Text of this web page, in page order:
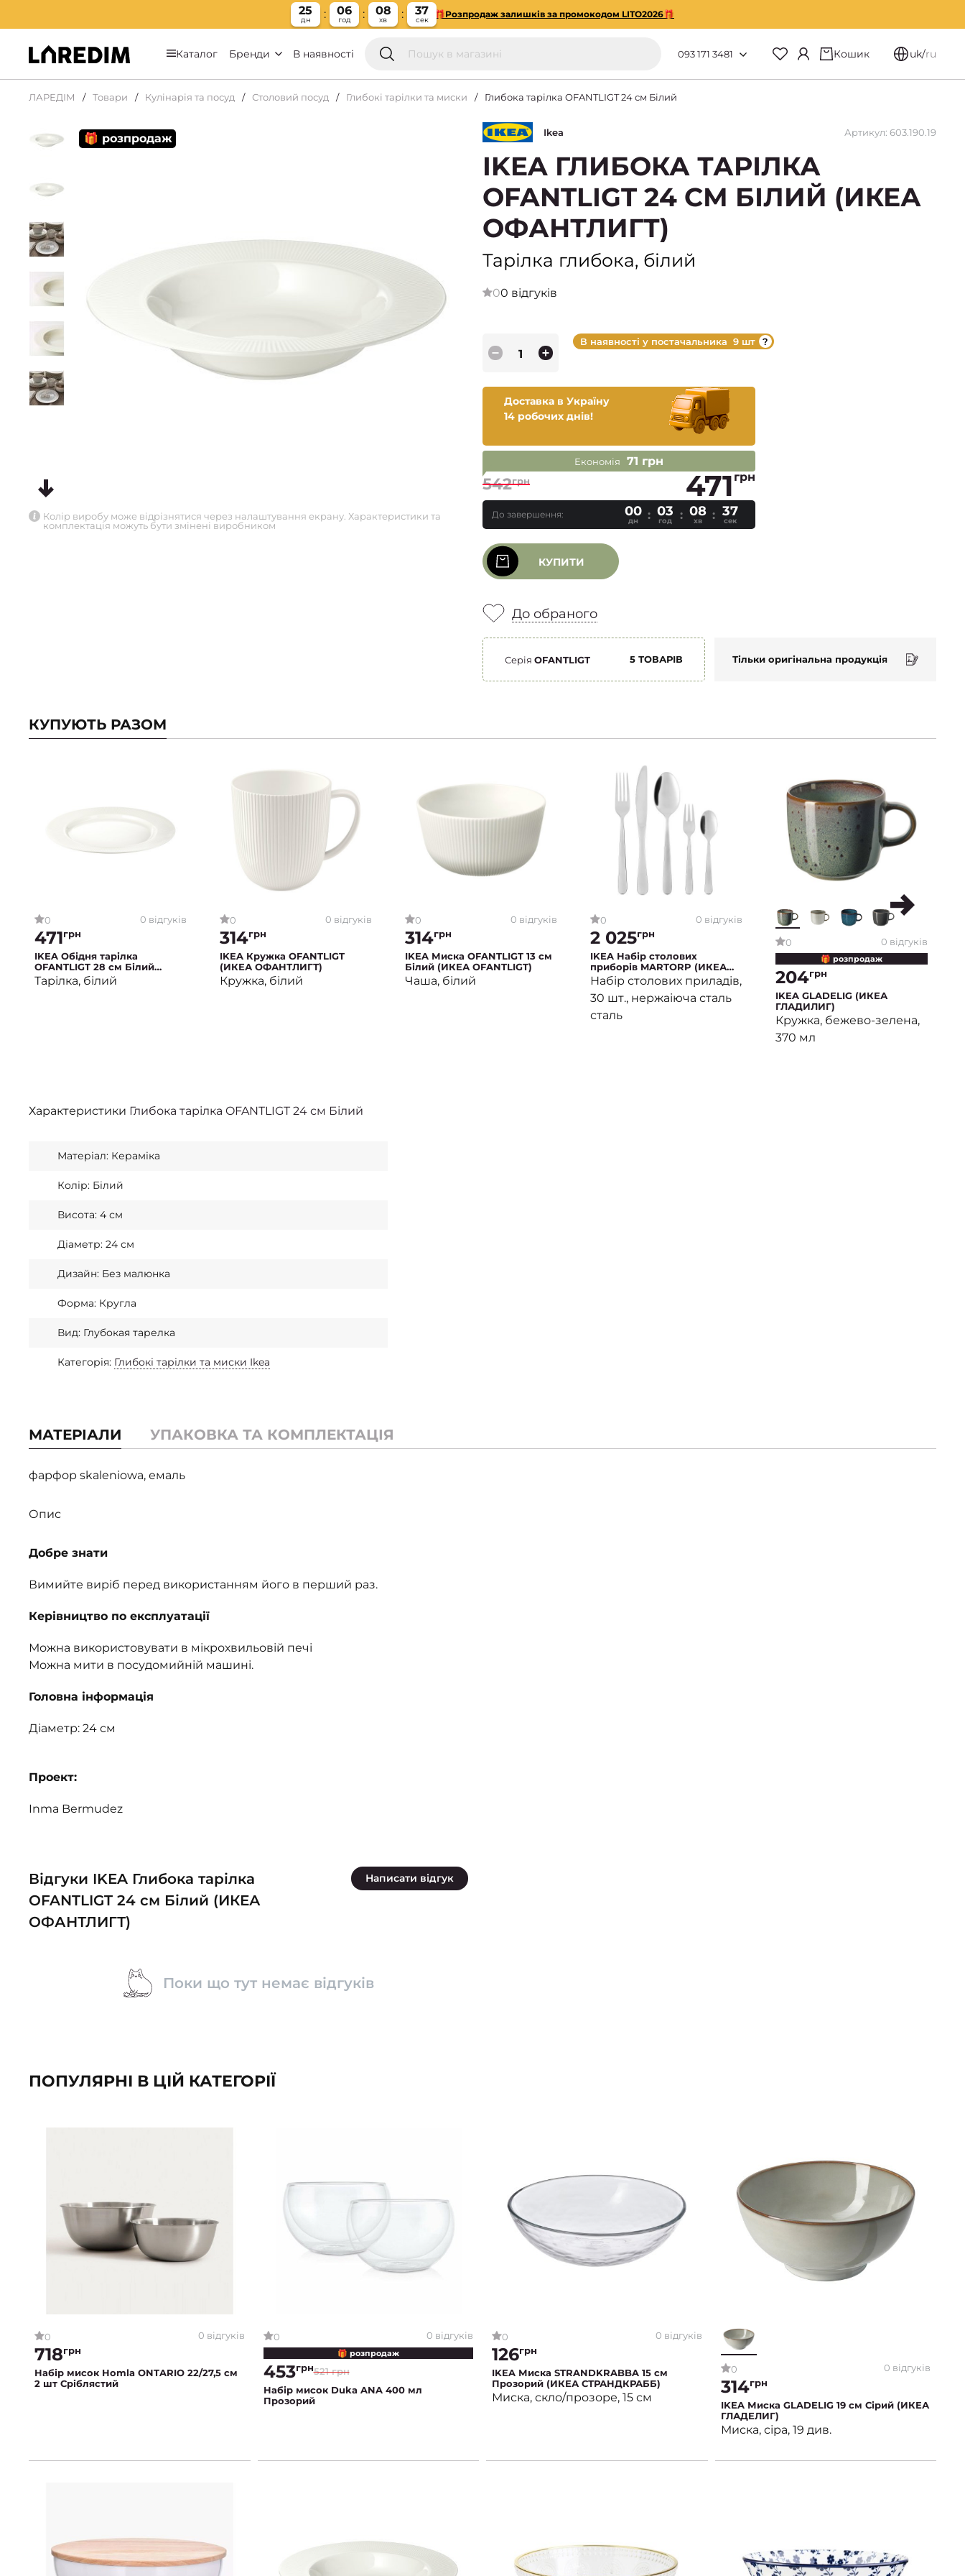
25
дн
06
год
08
хв
36
сек
🎁Розпродаж залишків за промокодом LITO2026🎁
Каталог Бренди В наявності 093 171 3481 Кошик uk/ru
ЛАРЕДІМ Товари Кулінарія та посуд Столовий посуд Глибокі тарілки та миски Глибока тарілка OFANTLIGT 24 см Білий
🎁 розпродаж
Колір виробу може відрізнятися через налаштування екрану. Характеристики та
комплектація можуть бути змінені виробником
Ikea Артикул: 603.190.19
IKEA ГЛИБОКА ТАРІЛКА
OFANTLIGT 24 СМ БІЛИЙ (ИКЕА
ОФАНТЛИГТ)
Тарілка глибока, білий
00 відгуків
В наявності у постачальника 9 шт
Доставка в Україну
14 робочих днів!
Економія 71 грн
542грн 471 грн
До завершення: 00
дн
03
год
08
хв
36
сек
КУПИТИ
До обраного
Серія OFANTLIGT 5 ТОВАРІВ Тільки оригінальна продукція
КУПУЮТЬ РАЗОМ
0 0 відгуків
471грн
IKEA Обідня тарілка
OFANTLIGT 28 см Білий
(ИКЕА ОФАНТЛИГТ)
Тарілка, білий
0 0 відгуків
314грн
IKEA Кружка OFANTLIGT
(ИКЕА ОФАНТЛИГТ)
Кружка, білий
0 0 відгуків
314грн
IKEA Миска OFANTLIGT 13 см
Білий (ИКЕА OFANTLIGT)
Чаша, білий
0 0 відгуків
2 025грн
IKEA Набір столових
приборів MARTORP (ИКЕА
МАРТОРП)
Набір столових приладів,
30 шт., нержаіюча сталь
сталь
0 0 відгуків
🎁 розпродаж
204грн
IKEA GLADELIG (ИКЕА
ГЛАДИЛИГ)
Кружка, бежево-зелена,
370 мл
Характеристики Глибока тарілка OFANTLIGT 24 см Білий
Матеріал: Кераміка
Колір: Білий
Висота: 4 см
Діаметр: 24 см
Дизайн: Без малюнка
Форма: Кругла
Вид: Глубокая тарелка
Категорія: Глибокі тарілки та миски Ikea
МАТЕРІАЛИ УПАКОВКА ТА КОМПЛЕКТАЦІЯ
фарфор skaleniowa, емаль
Опис
Добре знати
Вимийте виріб перед використанням його в перший раз.
Керівництво по експлуатації
Можна використовувати в мікрохвильовій печі
Можна мити в посудомийній машині.
Головна інформація
Діаметр: 24 см
Проект:
Inma Bermudez
Відгуки IKEA Глибока тарілка
OFANTLIGT 24 см Білий (ИКЕА
ОФАНТЛИГТ)
Написати відгук
Поки що тут немає відгуків
ПОПУЛЯРНІ В ЦІЙ КАТЕГОРІЇ
0 0 відгуків
718грн
Набір мисок Homla ONTARIO 22/27,5 см
2 шт Сріблястий
0 0 відгуків
🎁 розпродаж
521 грн
453грн
Набір мисок Duka ANA 400 мл
Прозорий
0 0 відгуків
126грн
IKEA Миска STRANDKRABBA 15 см
Прозорий (ИКЕА СТРАНДКРАББ)
Миска, скло/прозоре, 15 см
0 0 відгуків
314грн
IKEA Миска GLADELIG 19 см Сірий (ИКЕА
ГЛАДЕЛИГ)
Миска, сіра, 19 див.